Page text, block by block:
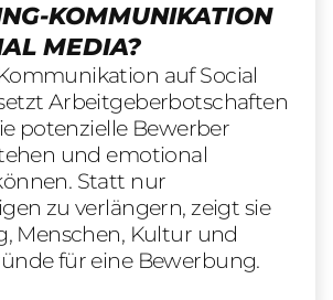
KOMMUNIKATION
MEDIA?
auf Social
Arbeitgeberbotschaften
potenzielle Bewerber
und emotional
Statt nur
zu verlängern, zeigt sie
Menschen, Kultur und
für eine Bewerbung.